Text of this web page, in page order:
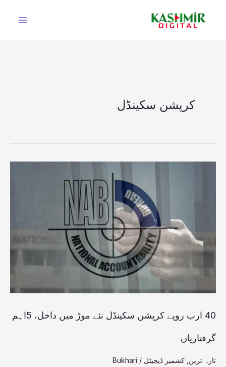
کرپشن سکینڈل
40 ارب روپے کرپشن سکینڈل نئے موڑ میں داخل، 5اہم
گرفتاریاں
تازہ ترین کشمیر ڈیجیٹل /
Bukhari
سکینڈل
میں
داخل،
گرفتاریاں